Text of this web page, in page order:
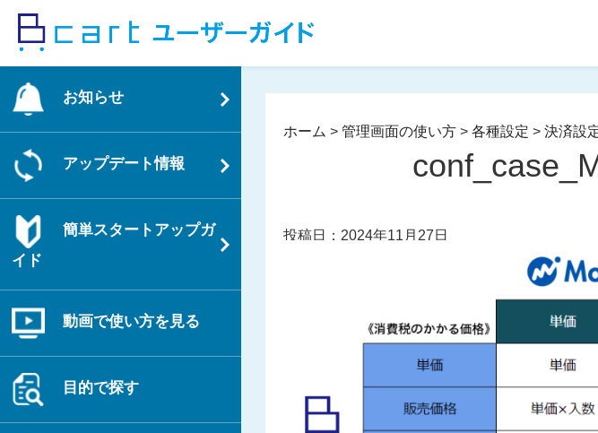
ッ
お知らせ
アップデート情報
簡単スタートアップガ
イド
動画で使い方を見る
目的で探す
ホーム >管理画面の使い方 >各種設定 >決済設
投稿日：2024年11月27日